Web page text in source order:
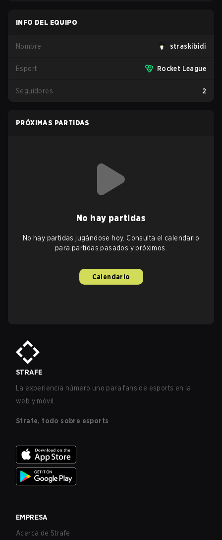
INFO DEL EQUIPO
Nombre straskibidi
Esport Rocket League
Seguidores 2
PRÓXIMAS PARTIDAS
No hay partidas
No hay partidas jugándose hoy. Consulta el calendario
para partidas pasados y próximos.
Calendario
STRAFE
La experiencia número uno para fans de esports en la
web y móvil.
Strafe, todo sobre esports
EMPRESA
Acerca de Strafe